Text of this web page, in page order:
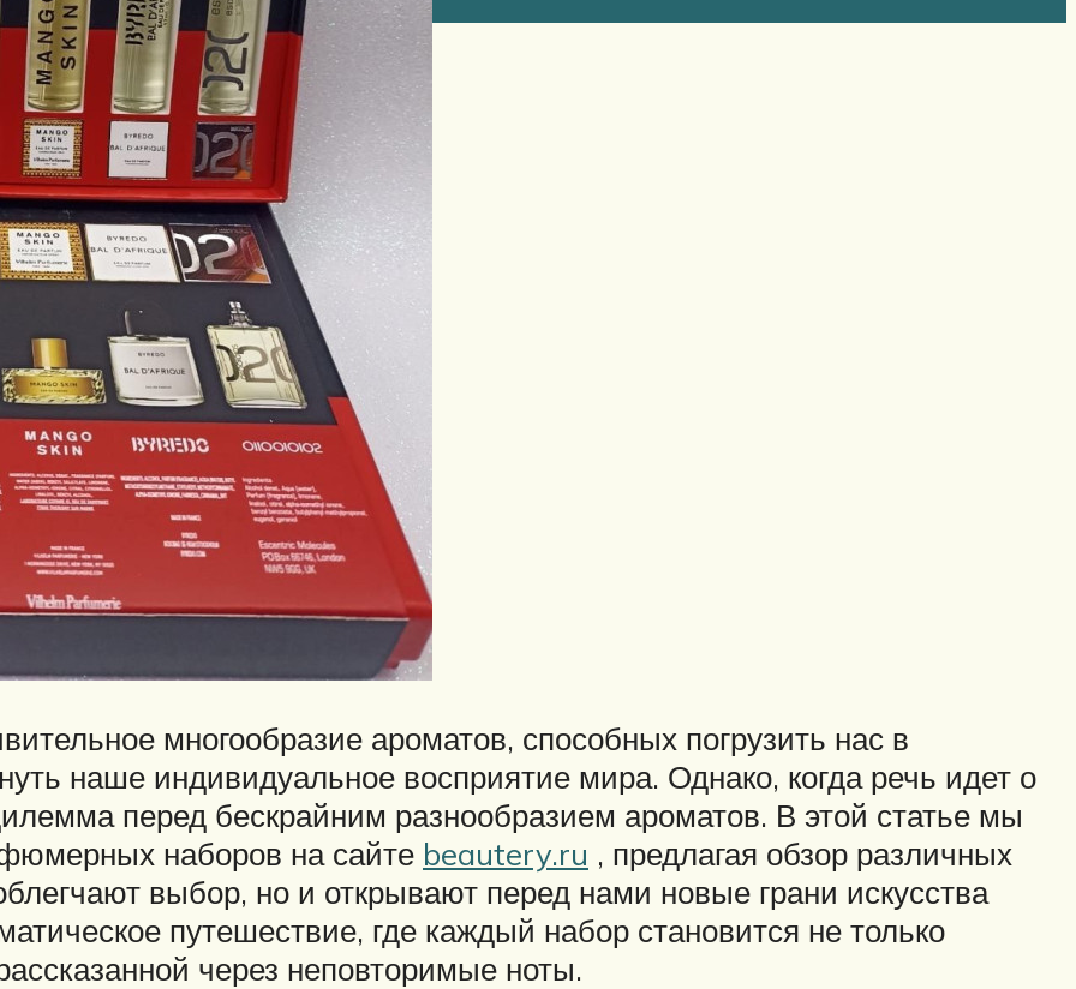
многообразие ароматов, способных погрузить нас в
наше индивидуальное восприятие мира. Однако, когда речь идет о
перед бескрайним разнообразием ароматов. В этой статье мы
наборов на сайте beautery.ru , предлагая обзор различных
выбор, но и открывают перед нами новые грани искусства
путешествие, где каждый набор становится не только
через неповторимые ноты.